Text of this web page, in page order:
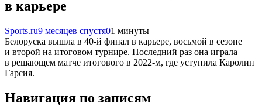
в карьере
Sports.ru9 месяцев спустя01 минуты
Белоруска вышла в 40-й финал в карьере, восьмой в сезоне
и второй на итоговом турнире. Последний раз она играла
в решающем матче итогового в 2022-м, где уступила Каролин
Гарсия.
Навигация по записям